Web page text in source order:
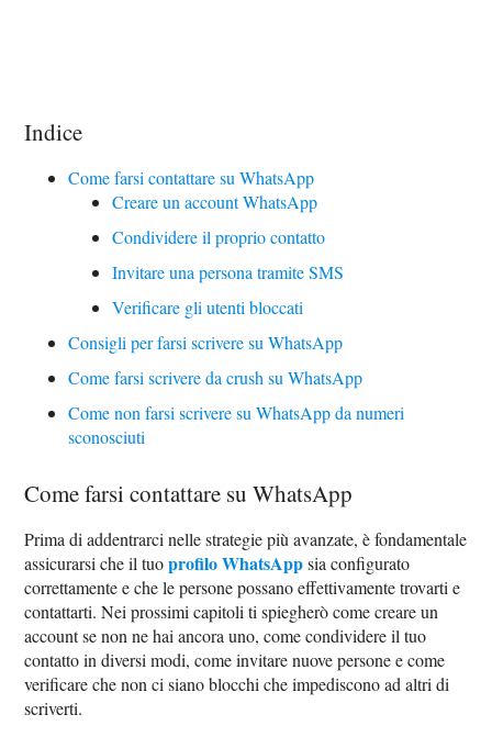
Indice
Come farsi contattare su WhatsApp
Creare un account WhatsApp
Condividere il proprio contatto
Invitare una persona tramite SMS
Verificare gli utenti bloccati
Consigli per farsi scrivere su WhatsApp
Come farsi scrivere da crush su WhatsApp
Come non farsi scrivere su WhatsApp da numeri
sconosciuti
Come farsi contattare su WhatsApp
Prima di addentrarci nelle strategie più avanzate, è fondamentale
assicurarsi che il tuoprofilo WhatsAppsia configurato
correttamente e che le persone possano effettivamente trovarti e
contattarti. Nei prossimi capitoli ti spiegherò come creare un
account se non ne hai ancora uno, come condividere il tuo
contatto in diversi modi, come invitare nuove persone e come
verificare che non ci siano blocchi che impediscono ad altri di
scriverti.